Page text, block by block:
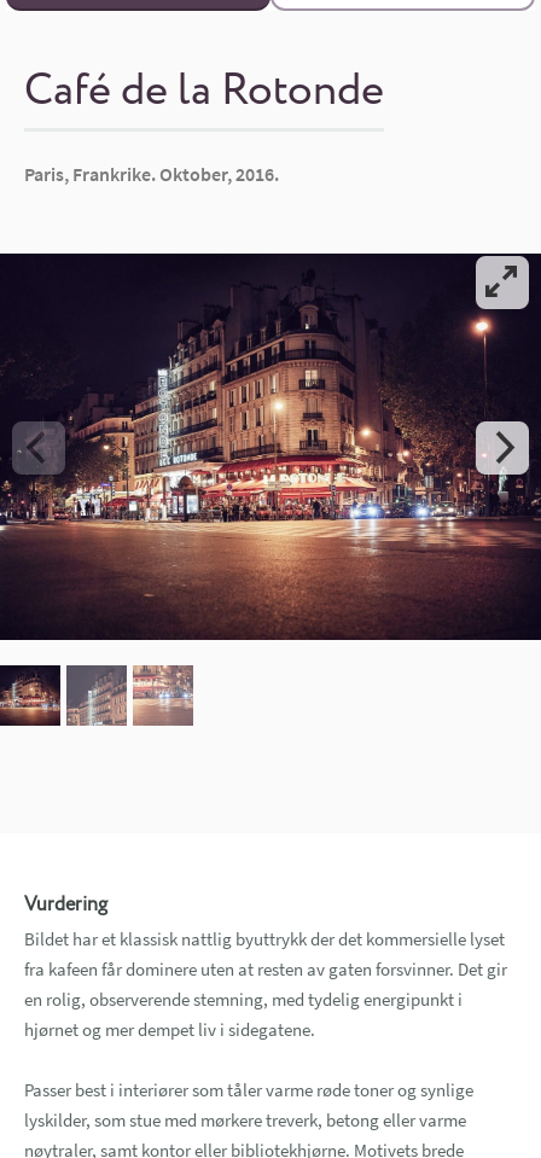
Café de la Rotonde
Paris, Frankrike. Oktober, 2016.
Vurdering
Bildet har et klassisk nattlig byuttrykk der det kommersielle lyset
fra kafeen får dominere uten at resten av gaten forsvinner. Det gir
en rolig, observerende stemning, med tydelig energipunkt i
hjørnet og mer dempet liv i sidegatene.
Passer best i interiører som tåler varme røde toner og synlige
lyskilder, som stue med mørkere treverk, betong eller varme
nøytraler, samt kontor eller bibliotekhjørne. Motivets brede